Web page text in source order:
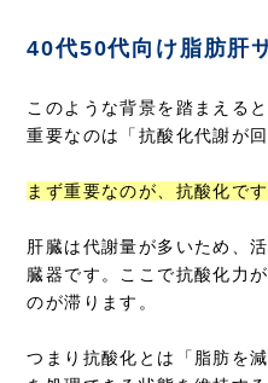
40代50代向け脂肪肝
このような背景を踏まえる
重要なのは「抗酸化代謝が
まず重要なのが、抗酸化です
肝臓は代謝量が多いため、
臓器です。ここで抗酸化力
のが滞ります。
つまり抗酸化とは「脂肪を